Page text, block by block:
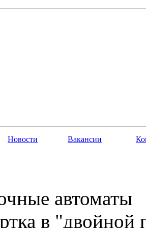
Новости Вакансии
автоматы
в "двойной